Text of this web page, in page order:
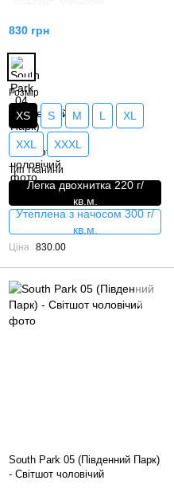
830 грн
Розмір
XS S M L XL
XXL XXXL
Тип тканини
Легка двохнитка 220 г/
кв.м.
Утеплена з начосом 300 г/
кв.м.
Ціна 830.00
South Park 05 (Південний Парк)
- Світшот чоловічий